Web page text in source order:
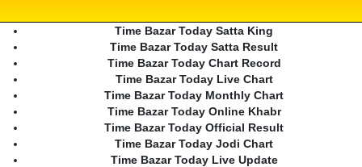
Time Bazar Today Satta King
Time Bazar Today Satta Result
Time Bazar Today Chart Record
Time Bazar Today Live Chart
Time Bazar Today Monthly Chart
Time Bazar Today Online Khabr
Time Bazar Today Official Result
Time Bazar Today Jodi Chart
Time Bazar Today Live Update